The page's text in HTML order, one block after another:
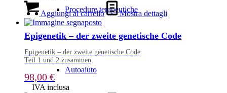
Procedure terapeutiche
Autoaiuto
Aggiungi al carrello Mostra dettagli
Epigenetik – der zweite genetische Code
Epigenetik – der zweite genetische Code
Teil 1 und 2 zusammen
98,00 €
IVA inclusa